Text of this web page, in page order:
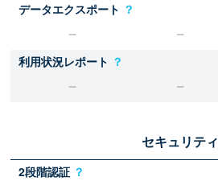
データエクスポート ？
利用状況レポート ？
セキュリティ
2段階認証 ？